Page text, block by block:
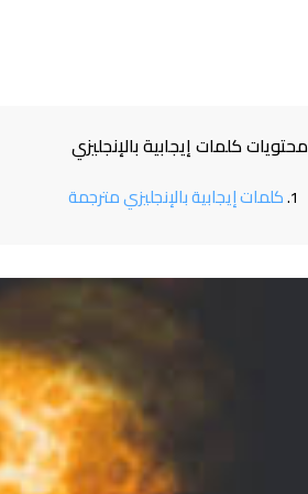
محتويات كلمات إيجابية بالإنجليزي
كلمات إيجابية بالإنجليزي مترجمة